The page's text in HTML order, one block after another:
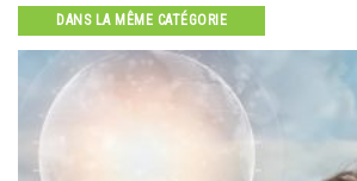
DANS LA MÊME CATÉGORIE